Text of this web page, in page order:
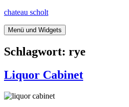
Springe
Inhalt
chateau scholt
Menü und Widgets
Schlagwort: rye
Liquor Cabinet